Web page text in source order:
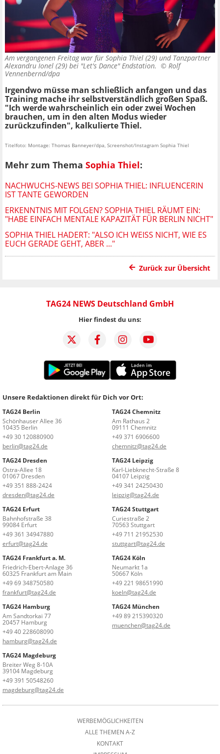
Am vergangenen Freitag war für Sophia Thiel (29) und Tanzpartner
Alexandru Ionel (29) bei "Let's Dance" Endstation. © Rolf
Vennenbernd/dpa
Irgendwo müsse man schließlich anfangen und das
Training mache ihr selbstverständlich großen Spaß.
"Ich werde wahrscheinlich ein oder zwei Wochen
brauchen, um in den alten Modus wieder
zurückzufinden", kalkulierte Thiel.
Titelfoto: Montage: Thomas Banneyer/dpa, Screenshot/Instagram Sophia Thiel
Mehr zum Thema Sophia Thiel:
NACHWUCHS-NEWS BEI SOPHIA THIEL: INFLUENCERIN
IST TANTE GEWORDEN
ERKENNTNIS MIT FOLGEN? SOPHIA THIEL RÄUMT EIN:
"HABE EINFACH MENTALE KAPAZITÄT FÜR BERLIN NICHT"
SOPHIA THIEL HADERT: "ALSO ICH WEISS NICHT, WIE ES E
UCH GERADE GEHT, ABER ..."
Zurück zur Übersicht
TAG24 NEWS Deutschland GmbH
Hier findest du uns:
Unsere Redaktionen direkt für Dich vor Ort:
TAG24 Berlin
Schönhauser Allee 36
10435 Berlin
+49 30 120880900
berlin@tag24.de
TAG24 Chemnitz
Am Rathaus 2
09111 Chemnitz
+49 371 6906600
chemnitz@tag24.de
TAG24 Dresden
Ostra-Allee 18
01067 Dresden
+49 351 888-2424
dresden@tag24.de
TAG24 Leipzig
Karl-Liebknecht-Straße 8
04107 Leipzig
+49 341 24250430
leipzig@tag24.de
TAG24 Erfurt
Bahnhofstraße 38
99084 Erfurt
+49 361 34947880
erfurt@tag24.de
TAG24 Stuttgart
Curiestraße 2
70563 Stuttgart
+49 711 21952530
stuttgart@tag24.de
TAG24 Frankfurt a. M.
Friedrich-Ebert-Anlage 36
60325 Frankfurt am Main
+49 69 348750580
frankfurt@tag24.de
TAG24 Köln
Neumarkt 1a
50667 Köln
+49 221 98651990
koeln@tag24.de
TAG24 Hamburg
Am Sandtorkai 77
20457 Hamburg
+49 40 228608090
hamburg@tag24.de
TAG24 München
+49 89 215390320
muenchen@tag24.de
TAG24 Magdeburg
Breiter Weg 8-10A
39104 Magdeburg
+49 391 50548260
magdeburg@tag24.de
WERBEMÖGLICHKEITEN
ALLE THEMEN A-Z
KONTAKT